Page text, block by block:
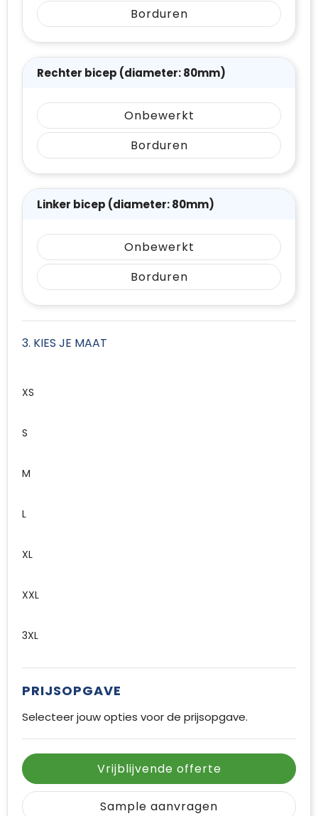
Borduren
Rechter bicep (diameter: 80mm)
Onbewerkt
Borduren
Linker bicep (diameter: 80mm)
Onbewerkt
Borduren
3. KIES JE MAAT
XS
S
M
L
XL
XXL
3XL
PRIJSOPGAVE
Selecteer jouw opties voor de prijsopgave.
Vrijblijvende offerte
Sample aanvragen